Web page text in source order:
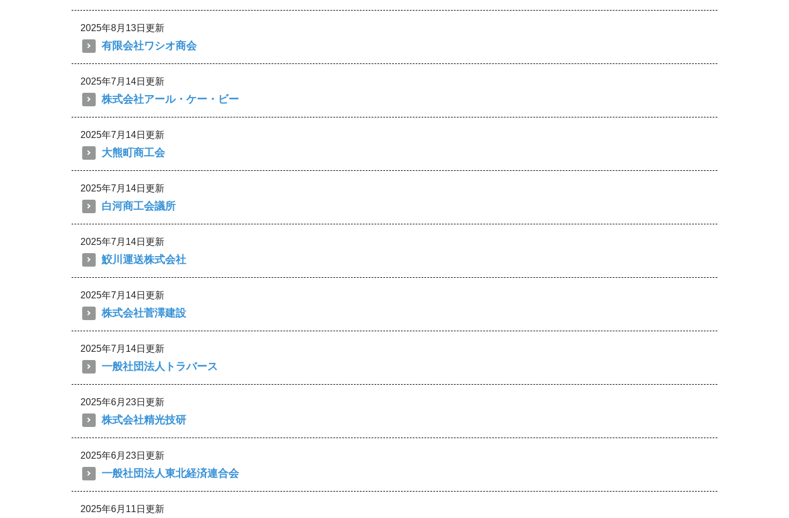
2025年8月13日更新
有限会社ワシオ商会
2025年7月14日更新
株式会社アール・ケー・ビー
2025年7月14日更新
大熊町商工会
2025年7月14日更新
白河商工会議所
2025年7月14日更新
鮫川運送株式会社
2025年7月14日更新
株式会社菅澤建設
2025年7月14日更新
一般社団法人トラバース
2025年6月23日更新
株式会社精光技研
2025年6月23日更新
一般社団法人東北経済連合会
2025年6月11日更新